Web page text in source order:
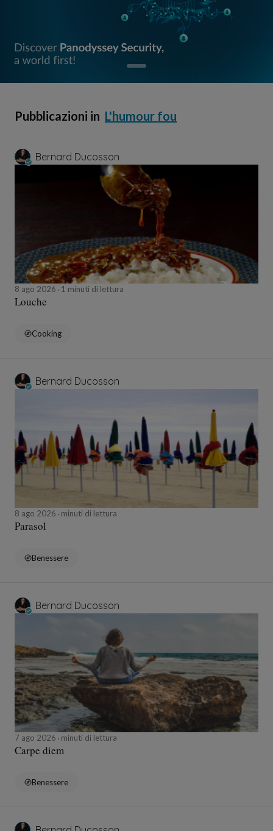
Pubblicazioni in L'humour fou
Bernard Ducosson
8 ago 2026 1 minuti di lettura
Louche
Cooking
Bernard Ducosson
8 ago 2026 minuti di lettura
Parasol
Benessere
Bernard Ducosson
7 ago 2026 minuti di lettura
Carpe diem
Benessere